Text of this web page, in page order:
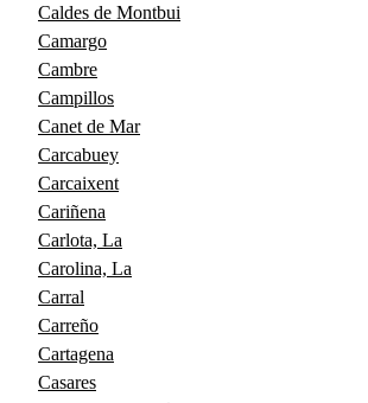
Caldes de Montbui
Camargo
Cambre
Campillos
Canet de Mar
Carcabuey
Carcaixent
Cariñena
Carlota, La
Carolina, La
Carral
Carreño
Cartagena
Casares